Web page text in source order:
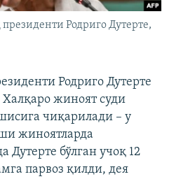
Родриго Дутерте,
Родриго Дутерте
жиноят суди
чиқарилади – у
жиноятларда
бўлган учоқ 12
парвоз қилди, дея